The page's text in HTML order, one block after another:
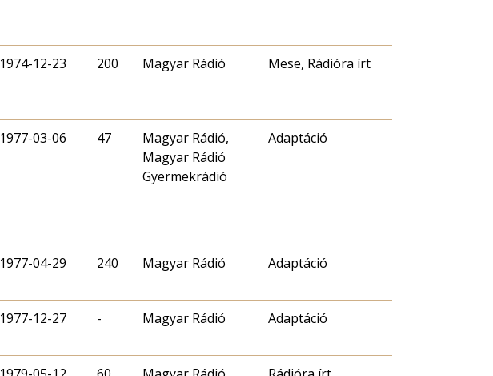
1974-12-23 200 Magyar Rádió Mese, Rádióra írt
1977-03-06 47
Magyar Rádió,
Magyar Rádió
Gyermekrádió
Adaptáció
1977-04-29 240 Magyar Rádió Adaptáció
1977-12-27 - Magyar Rádió Adaptáció